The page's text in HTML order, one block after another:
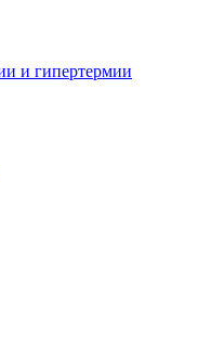
и гипертермии